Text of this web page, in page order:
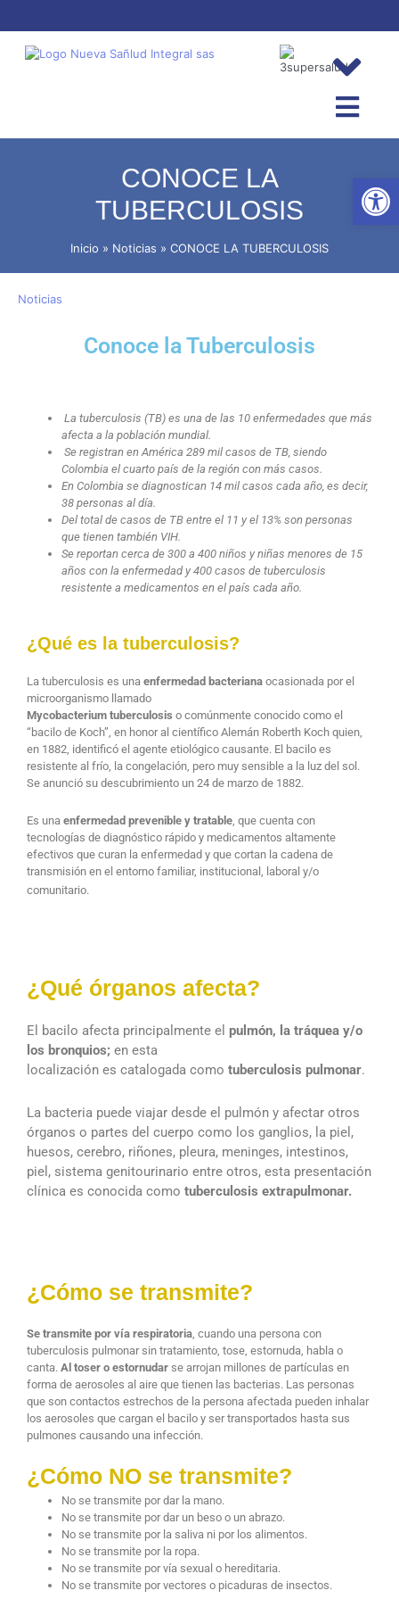
CONOCE LA
TUBERCULOSIS
Inicio Noticias CONOCE LA TUBERCULOSIS
Noticias
Conoce la Tuberculosis
La tuberculosis (TB) es una de las 10 enfermedades que más
afecta a la población mundial.
Se registran en América 289 mil casos de TB, siendo
Colombia el cuarto país de la región con más casos.
En Colombia se diagnostican 14 mil casos cada año, es decir,
38 personas al día.
Del total de casos de TB entre el 11 y el 13% son personas
que tienen también VIH.
Se reportan cerca de 300 a 400 niños y niñas menores de 15
años con la enfermedad y 400 casos de tuberculosis
resistente a medicamentos en el país cada año.
¿Qué es la tuberculosis?
La tuberculosis es una enfermedad bacteriana ocasionada por el
microorganismo llamado
Mycobacterium tuberculosis o comúnmente conocido como el
“bacilo de Koch”, en honor al científico Alemán Roberth Koch quien,
en 1882, identificó el agente etiológico causante. El bacilo es
resistente al frío, la congelación, pero muy sensible a la luz del sol.
Se anunció su descubrimiento un 24 de marzo de 1882.
Es una enfermedad prevenible y tratable, que cuenta con
tecnologías de diagnóstico rápido y medicamentos altamente
efectivos que curan la enfermedad y que cortan la cadena de
transmisión en el entorno familiar, institucional, laboral y/o
comunitario.
¿Qué órganos afecta?
El bacilo afecta principalmente el pulmón, la tráquea y/o
los bronquios; en esta
localización es catalogada como tuberculosis pulmonar.
La bacteria puede viajar desde el pulmón y afectar otros
órganos o partes del cuerpo como los ganglios, la piel,
huesos, cerebro, riñones, pleura, meninges, intestinos,
piel, sistema genitourinario entre otros, esta presentación
clínica es conocida como tuberculosis extrapulmonar.
¿Cómo se transmite?
Se transmite por vía respiratoria, cuando una persona con
tuberculosis pulmonar sin tratamiento, tose, estornuda, habla o
canta. Al toser o estornudar se arrojan millones de partículas en
forma de aerosoles al aire que tienen las bacterias. Las personas
que son contactos estrechos de la persona afectada pueden inhalar
los aerosoles que cargan el bacilo y ser transportados hasta sus
pulmones causando una infección.
¿Cómo NO se transmite?
No se transmite por dar la mano.
No se transmite por dar un beso o un abrazo.
No se transmite por la saliva ni por los alimentos.
No se transmite por la ropa.
No se transmite por vía sexual o hereditaria.
No se transmite por vectores o picaduras de insectos.
Abrir